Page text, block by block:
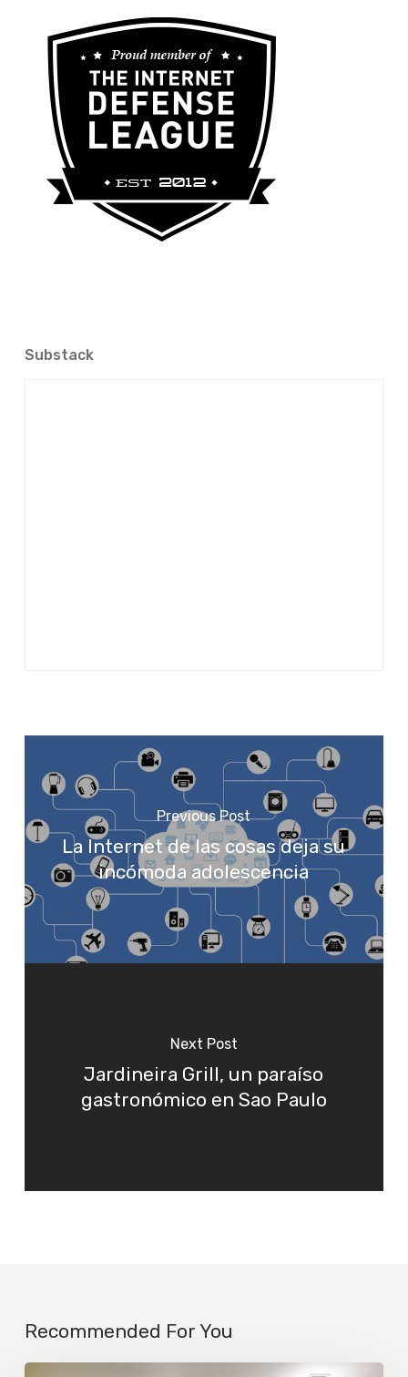
Substack
Previous Post
La Internet de las cosas deja su
incómoda adolescencia
Next Post
Jardineira Grill, un paraíso
gastronómico en Sao Paulo
Recommended For You